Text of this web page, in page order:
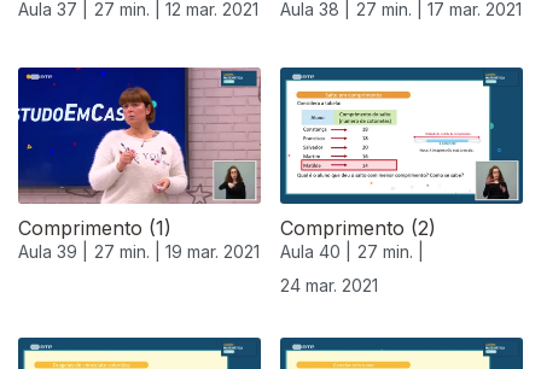
Aula 37 | 27 min. | 12 mar. 2021 Aula 38 | 27 min. | 17 mar. 2021
Comprimento (1)
Aula 39 | 27 min. | 19 mar. 2021
Comprimento (2)
Aula 40 |
27 min. |
24 mar. 2021